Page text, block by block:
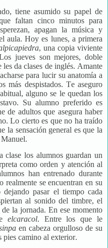
tiene asumido su papel de
faltan cinco minutos para
apagan la música y
aula. Hoy es lunes, a primera
, una copia viviente
jueves son mejores, doble
da clases de inglés. Amante
para lucir su anatomía a
más despistados. Te aseguro
alguno se le quedan los
Su alumno preferido es
de adultos que asegura haber
Lo cierto es que no ha traído
la sensación general es que la
clase los alumnos guardan un
como orden y atención al
han entrenado durante
realmente se encuentran en su
pasar el tiempo cada
al sonido del timbre, el
la jornada. En ese momento
elcaracol. Entre los que le
en cabeza orgulloso de su
pies camino al exterior.